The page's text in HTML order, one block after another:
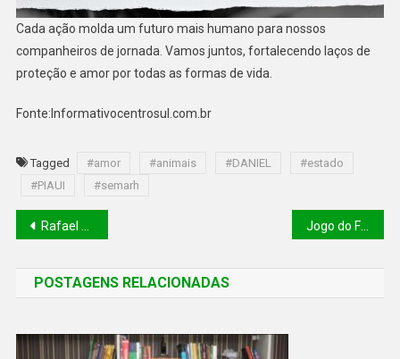
Cada ação molda um futuro mais humano para nossos
companheiros de jornada. Vamos juntos, fortalecendo laços de
proteção e amor por todas as formas de vida.
Fonte:Informativocentrosul.com.br
Tagged #amor #animais #DANIEL
#estado
#PIAUI
#semarh
Rafael assina operação de crédito de R$ 600 milhões para agricultura familiar nesta terça (28). Jogo do Flamengo é investigado por manipulação de resultado
POSTAGENS RELACIONADAS